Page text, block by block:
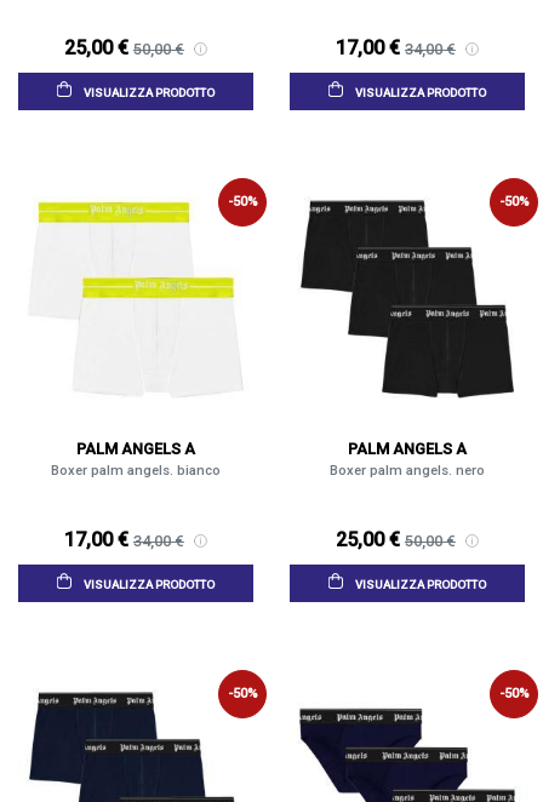
25,00 € 50,00 €
VISUALIZZA PRODOTTO
17,00 € 34,00 €
VISUALIZZA PRODOTTO
-50%
PALM ANGELS A
Boxer palm angels. bianco
17,00 € 34,00 €
VISUALIZZA PRODOTTO
-50%
PALM ANGELS A
Boxer palm angels. nero
25,00 € 50,00 €
VISUALIZZA PRODOTTO
-50% -50%